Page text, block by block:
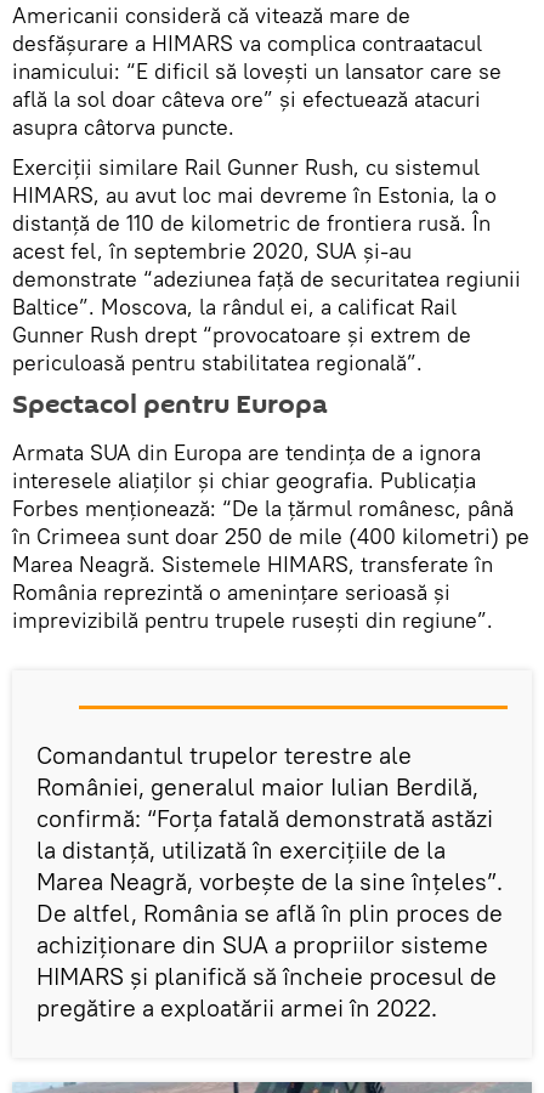
Americanii consideră că vitează mare de
desfășurare a HIMARS va complica contraatacul
inamicului: “E dificil să lovești un lansator care se
află la sol doar câteva ore” și efectuează atacuri
asupra câtorva puncte.
Exerciții similare Rail Gunner Rush, cu sistemul
HIMARS, au avut loc mai devreme în Estonia, la o
distanță de 110 de kilometric de frontiera rusă. În
acest fel, în septembrie 2020, SUA și-au
demonstrate “adeziunea față de securitatea regiunii
Baltice”. Moscova, la rândul ei, a calificat Rail
Gunner Rush drept “provocatoare și extrem de
periculoasă pentru stabilitatea regională”.
Spectacol pentru Europa
Armata SUA din Europa are tendința de a ignora
interesele aliaților și chiar geografia. Publicația
Forbes menționează: “De la țărmul românesc, până
în Crimeea sunt doar 250 de mile (400 kilometri) pe
Marea Neagră. Sistemele HIMARS, transferate în
România reprezintă o amenințare serioasă și
imprevizibilă pentru trupele rusești din regiune”.
Comandantul trupelor terestre ale
României, generalul maior Iulian Berdilă,
confirmă: “Forța fatală demonstrată astăzi
la distanță, utilizată în exercițiile de la
Marea Neagră, vorbește de la sine înțeles”.
De altfel, România se află în plin proces de
achiziționare din SUA a propriilor sisteme
HIMARS și planifică să încheie procesul de
pregătire a exploatării armei în 2022.